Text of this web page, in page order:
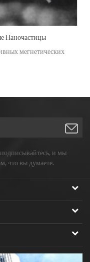
Наночастицы
мегнетических
подписывайтесь, и мы
что вы думаете.